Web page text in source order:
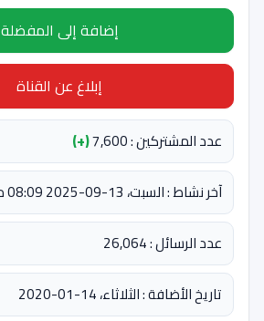
إضافة إلى المفضلة
إبلاغ عن القناة
عدد المشتركين : 7,600
(+)
آخر نشاط : السبت، 13-09-2025 08:09 مساءً
عدد الرسائل : 26,064
تاريخ الأضافة : الثلاثاء، 14-01-2020